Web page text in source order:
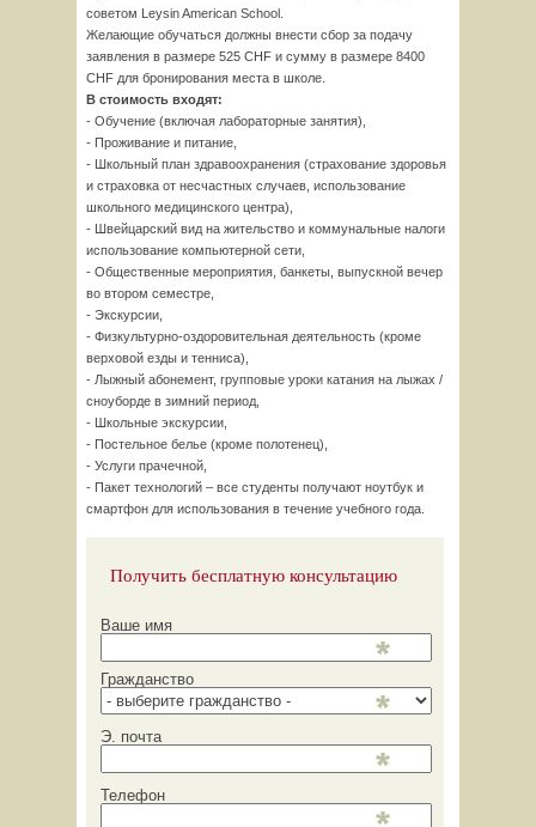
советом Leysin American School.
Желающие обучаться должны внести сбор за подачу
заявления в размере 525 CHF и сумму в размере 8400
CHF для бронирования места в школе.
В стоимость входят:
- Обучение (включая лабораторные занятия),
- Проживание и питание,
- Школьный план здравоохранения (страхование здоровья
и страховка от несчастных случаев, использование
школьного медицинского центра),
- Швейцарский вид на жительство и коммунальные налоги
использование компьютерной сети,
- Общественные мероприятия, банкеты, выпускной вечер
во втором семестре,
- Экскурсии,
- Физкультурно-оздоровительная деятельность (кроме
верховой езды и тенниса),
- Лыжный абонемент, групповые уроки катания на лыжах /
сноуборде в зимний период,
- Школьные экскурсии,
- Постельное белье (кроме полотенец),
- Услуги прачечной,
- Пакет технологий – все студенты получают ноутбук и
смартфон для использования в течение учебного года.
Получить бесплатную консультацию
Ваше имя
Гражданство
Э. почта
Телефон